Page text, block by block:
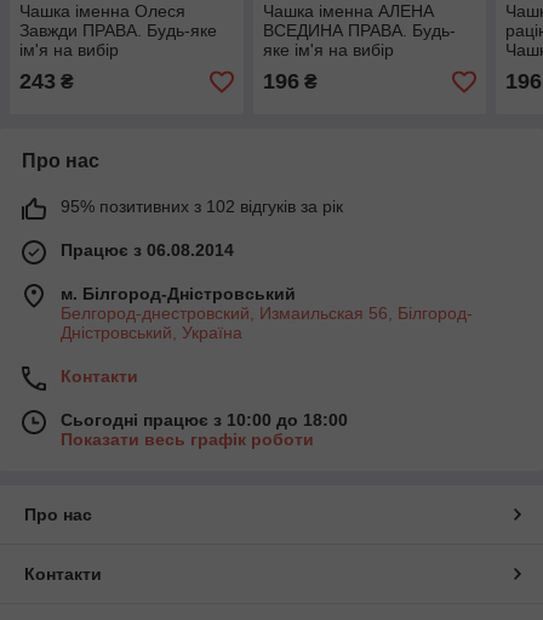
Чашка іменна Олеся
Завжди ПРАВА. Будь-яке
ім'я на вибір
243 ₴
Чашка іменна АЛЕНА
ВСЕДИНА ПРАВА. Будь-
яке ім'я на вибір
196 ₴ 196
Про нас
95% позитивних з 102 відгуків за рік
Працює з 06.08.2014
м. Білгород-Дністровський
Белгород-днестровский, Измаильская 56, Білгород-
Дністровський, Україна
Контакти
Сьогодні працює з 10:00 до 18:00
Показати весь графік роботи
Про нас
Контакти